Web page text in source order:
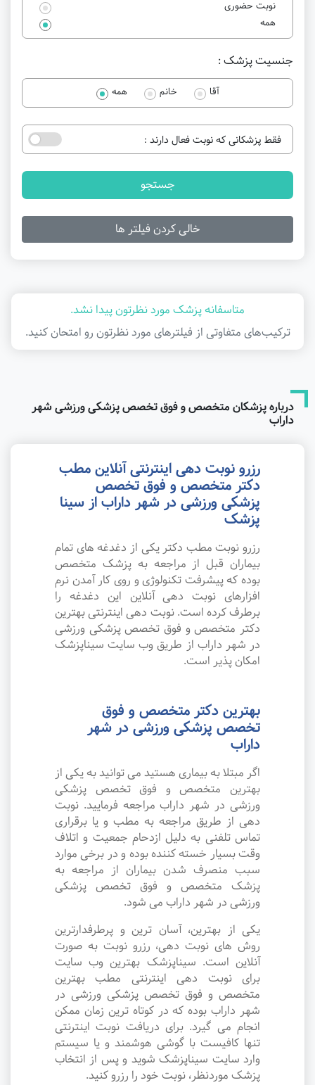
نوبت حضوری
همه
جنسیت پزشک :
آقا خانم همه
فقط پزشکانی که نوبت فعال دارند :
جستجو
خالی کردن فیلتر ها
متاسفانه پزشک مورد نظرتون پیدا نشد.
ترکیب‌های متفاوتی از فیلتر‌های مورد نظرتون رو امتحان کنید.
درباره پزشکان متخصص و فوق تخصص پزشکی ورزشی شهر
داراب
رزرو نوبت دهی اینترنتی آنلاین مطب
دکتر متخصص و فوق تخصص
پزشکی ورزشی در شهر داراب از سینا
پزشک
رزرو نوبت مطب دکتر یکی از دغدغه های تمام
بیماران قبل از مراجعه به پزشک متخصص
بوده که پیشرفت تکنولوژی و روی کار آمدن نرم
افزارهای نوبت دهی آنلاین این دغدغه را
برطرف کرده است. نوبت دهی اینترنتی بهترین
دکتر متخصص و فوق تخصص پزشکی ورزشی
در شهر داراب از طریق وب سایت سیناپزشک
امکان پذیر است.
بهترین دکتر متخصص و فوق
تخصص پزشکی ورزشی در شهر
داراب
اگر مبتلا به بیماری هستید می توانید به یکی از
بهترین متخصص و فوق تخصص پزشکی
ورزشی در شهر داراب مراجعه فرمایید. نوبت
دهی از طریق مراجعه به مطب و یا برقراری
تماس تلفنی به دلیل ازدحام جمعیت و اتلاف
وقت بسیار خسته کننده بوده و در برخی موارد
سبب منصرف شدن بیماران از مراجعه به
پزشک متخصص و فوق تخصص پزشکی
ورزشی در شهر داراب می شود.
یکی از بهترین، آسان ترین و پرطرفدارترین
روش های نوبت دهی، رزرو نوبت به صورت
آنلاین است. سیناپزشک بهترین وب سایت
برای نوبت دهی اینترنتی مطب بهترین
متخصص و فوق تخصص پزشکی ورزشی در
شهر داراب بوده که در کوتاه ترین زمان ممکن
انجام می گیرد. برای دریافت نوبت اینترنتی
تنها کافیست با گوشی هوشمند و یا سیستم
وارد سایت سیناپزشک شوید و پس از انتخاب
پزشک موردنظر، نوبت خود را رزرو کنید.